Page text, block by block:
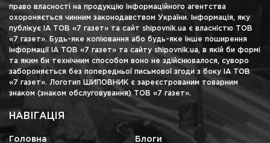
право власності на продукцію інформаційного агентства
охороняється чинним законодавством України. Інформація, яку
публікує ІА ТОВ «7 газет» та сайт shipovnik.ua є власністю ТОВ
«7 газет». Будь-яке копіювання або будь-яке інше поширення
інформації ІА ТОВ «7 газет» та сайту shipovnik.ua, в якій би формі
та яким би технічним способом воно не здійснювалося, суворо
забороняється без попередньої письмової згоди з боку ІА ТОВ
«7 газет». Логотип ШИПОВНИК є зареєстрованим товарним
знаком (знаком обслуговування) ТОВ «7 газет».
НАВІГАЦІЯ
Головна Блоги